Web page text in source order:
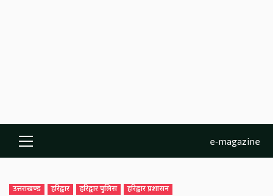
Primary
Menu
e-magazine
उत्तराखण्ड हरिद्वार हरिद्वार पुलिस हरिद्वार प्रशासन